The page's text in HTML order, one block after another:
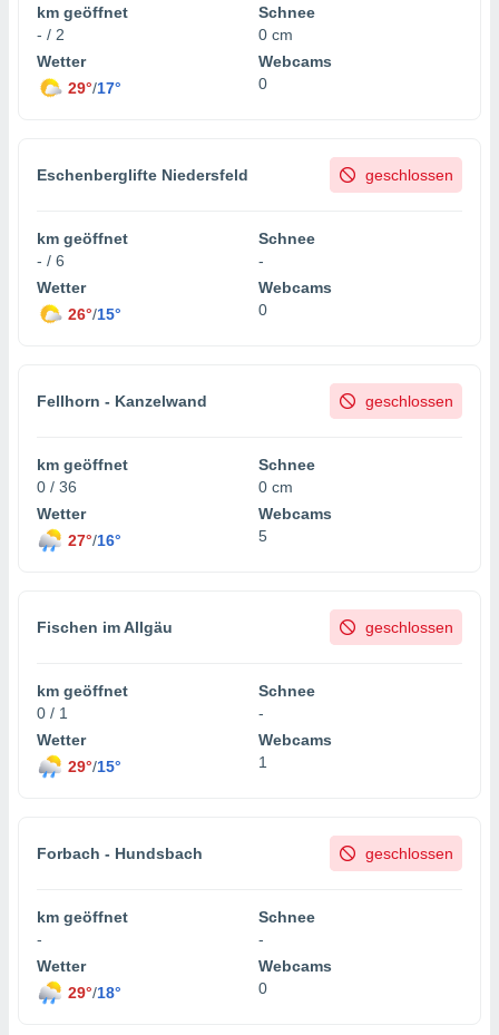
km geöffnet
- / 2
Schnee
0 cm
Wetter
29°/17°
Webcams
0
Eschenberglifte Niedersfeld geschlossen
km geöffnet
- / 6
Schnee
-
Wetter
26°/15°
Webcams
0
Fellhorn - Kanzelwand geschlossen
km geöffnet
0 / 36
Schnee
0 cm
Wetter
27°/16°
Webcams
5
Fischen im Allgäu geschlossen
km geöffnet
0 / 1
Schnee
-
Wetter
29°/15°
Webcams
1
Forbach - Hundsbach geschlossen
km geöffnet
-
Schnee
-
Wetter
29°/18°
Webcams
0